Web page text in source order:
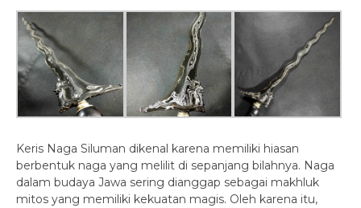
Keris Naga Siluman dikenal karena memiliki hiasan
berbentuk naga yang melilit di sepanjang bilahnya. Naga
dalam budaya Jawa sering dianggap sebagai makhluk
mitos yang memiliki kekuatan magis. Oleh karena itu,